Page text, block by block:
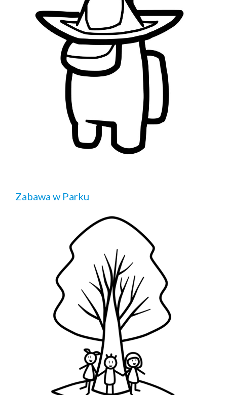
Zabawa w Parku